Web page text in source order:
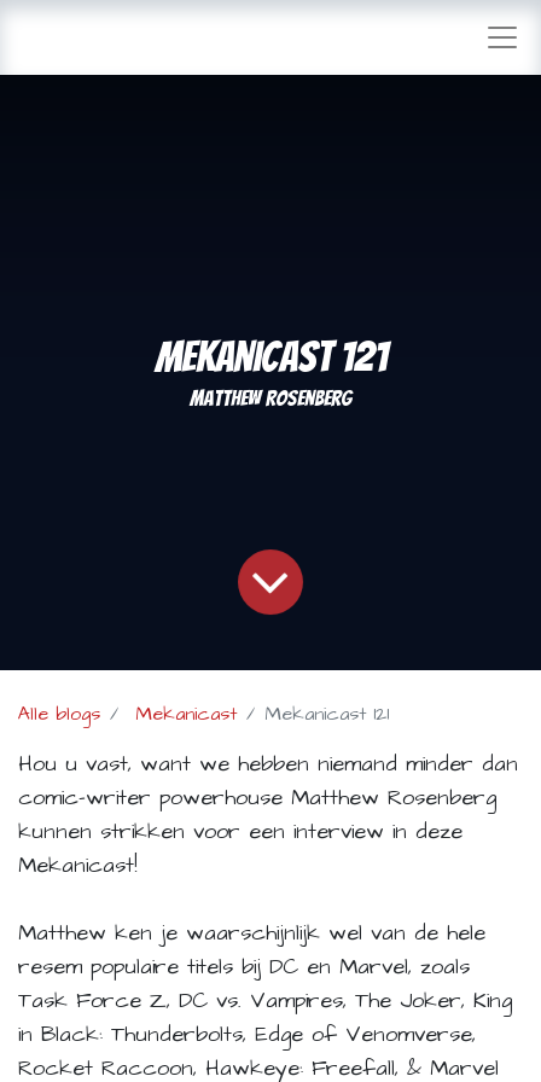
Mekanicast 121
Matthew Rosenberg
Alle blogs Mekanicast Mekanicast 121
Hou u vast, want we hebben niemand minder dan
comic-writer powerhouse Matthew Rosenberg
kunnen strikken voor een interview in deze
Mekanicast!
Matthew ken je waarschijnlijk wel van de hele
resem populaire titels bij DC en Marvel, zoals
Task Force Z, DC vs. Vampires, The Joker, King
in Black: Thunderbolts, Edge of Venomverse,
Rocket Raccoon, Hawkeye: Freefall, & Marvel